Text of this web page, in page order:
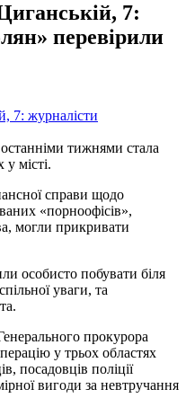
7:
перевірили
тижнями стала
місті.
справи щодо
«порноофісів»,
могли прикривати
особисто побувати біля
уваги, та
прокурора
у трьох областях
посадовців поліції
вигоди за невтручання